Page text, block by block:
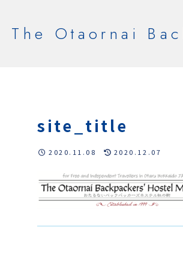
The Otaornai
site_title
2020.11.08 2020.12.07